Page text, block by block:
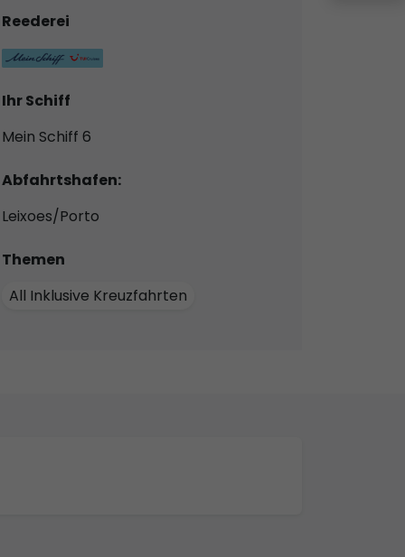
Reederei
Ihr Schiff
Mein Schiff 6
Abfahrtshafen:
Leixoes/Porto
Themen
All Inklusive Kreuzfahrten